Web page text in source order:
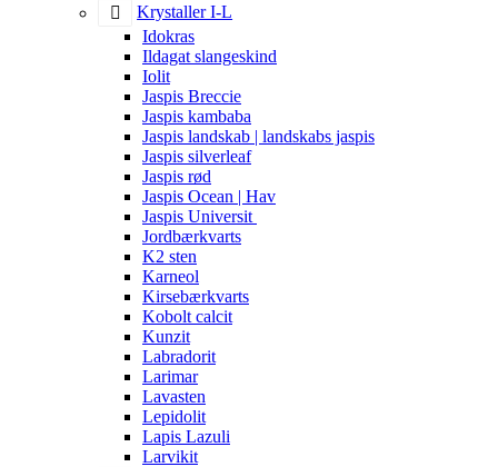
Krystaller I-L
Idokras
Ildagat slangeskind
Iolit
Jaspis Breccie
Jaspis kambaba
Jaspis landskab | landskabs jaspis
Jaspis silverleaf
Jaspis rød
Jaspis Ocean | Hav
Jaspis Universit
Jordbærkvarts
K2 sten
Karneol
Kirsebærkvarts
Kobolt calcit
Kunzit
Labradorit
Larimar
Lavasten
Lepidolit
Lapis Lazuli
Larvikit